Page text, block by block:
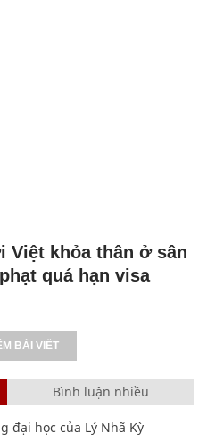
Việt khỏa thân ở sân
quá hạn visa
BÀI VIẾT
Bình luận nhiều
đại học của Lý Nhã Kỳ